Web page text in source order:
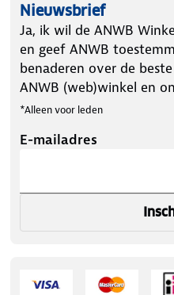
Nieuwsbrief
Ja, ik wil de ANWB
en geef ANWB
benaderen over de
ANWB (web)winkel en
*Alleen voor leden
E-mailadres